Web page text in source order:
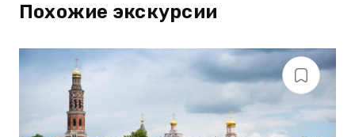
Похожие экскурсии